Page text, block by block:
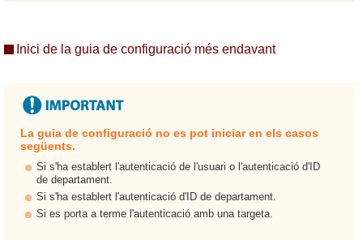
Inici de la guia de configuració més endavant
La guia de configuració no es pot iniciar en els casos
següents.
Si s'ha establert l'autenticació de l'usuari o l'autenticació d'ID
de departament.
Si s'ha establert l'autenticació d'ID de departament.
Si es porta a terme l'autenticació amb una targeta.